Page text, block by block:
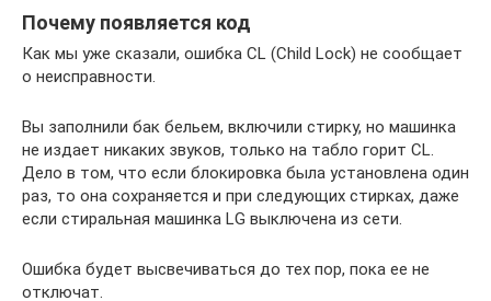
Почему появляется код
Как мы уже сказали, ошибка CL (Child Lock) не сообщает
о неисправности.
Вы заполнили бак бельем, включили стирку, но машинка
не издает никаких звуков, только на табло горит CL.
Дело в том, что если блокировка была установлена один
раз, то она сохраняется и при следующих стирках, даже
если стиральная машинка LG выключена из сети.
Ошибка будет высвечиваться до тех пор, пока ее не
отключат.